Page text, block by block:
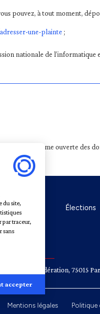
pouvez, à tout moment,
une-plainte ;
nationale de l’informatique
Plateforme ouverte des
À propos Élections
Rue de la Fédération, 75015
Mentions légales